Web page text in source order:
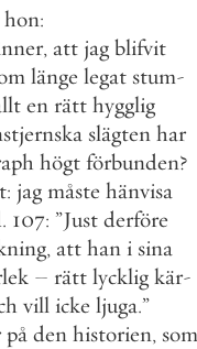
hon:
, att jag blifvit
länge legat stum-
en rätt hygglig
slägten har
högt förbunden?
: jag måste hänvisa
. 107: ”Just derföre
, att han i sina
– rätt lycklig kär-
vill icke ljuga.”
på den historien, som